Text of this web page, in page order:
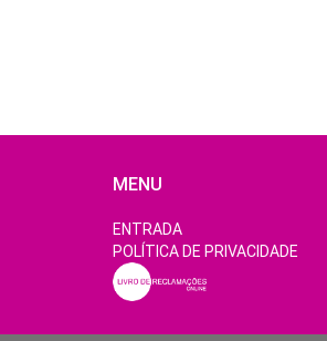
MENU
ENTRADA
POLÍTICA DE PRIVACIDADE